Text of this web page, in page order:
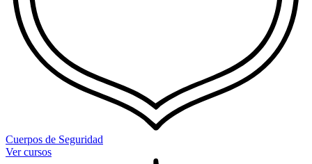
Cuerpos de Seguridad
Ver cursos